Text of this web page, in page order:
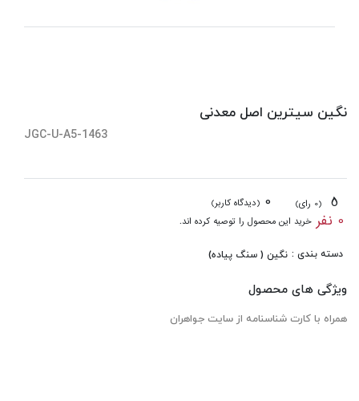
نگین سیترین اصل معدنی
JGC-U-A5-1463
(0 رای) 0 (دیدگاه کاربر)
0 نفر خرید این محصول را توصیه کرده اند.
دسته بندی : نگین ( سنگ پیاده)
ویژگی های محصول
همراه با کارت شناسنامه از سایت جواهران